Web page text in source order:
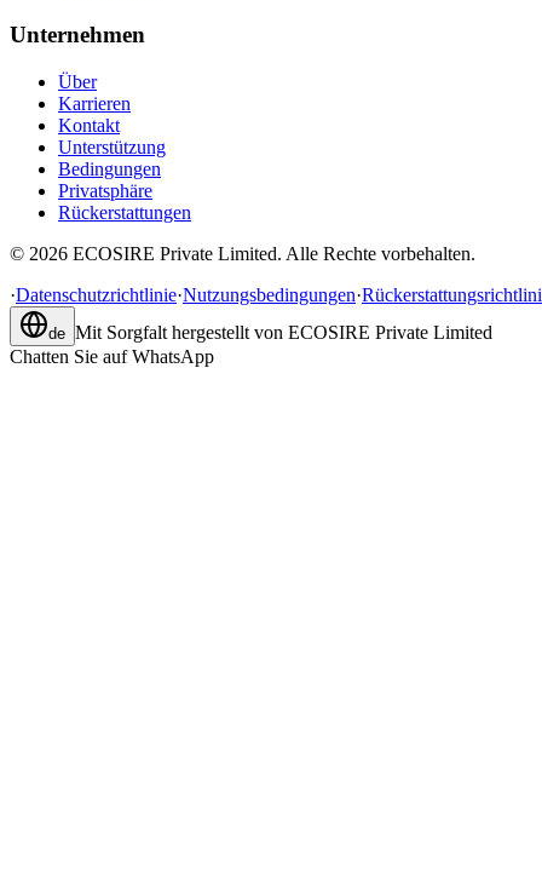
Unternehmen
Über
Karrieren
Kontakt
Unterstützung
Bedingungen
Privatsphäre
Rückerstattungen
© 2026 ECOSIRE Private Limited. Alle Rechte vorbehalten.
·Datenschutzrichtlinie·Nutzungsbedingungen·
de Mit Sorgfalt hergestellt von ECOSIRE Private Limited
Chatten Sie auf WhatsApp